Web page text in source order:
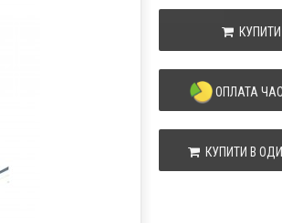
КУПИТИ
ОПЛАТА
КУПИТИ В